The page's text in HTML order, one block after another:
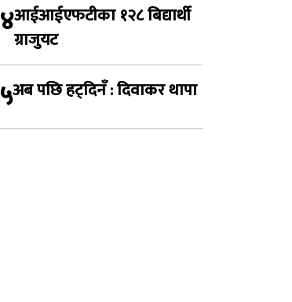
४आईआईएफटीका १२८ बिद्यार्थी
ग्राजुयट
५अब पछि हट्दिनँ : दिवाकर थापा